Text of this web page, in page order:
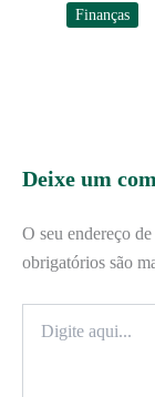
Finanças
Deixe um
O seu endereço
obrigatórios são
aqui...